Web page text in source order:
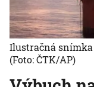
Ilustračná
(Foto: ČTK/AP)